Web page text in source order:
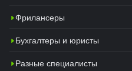
Фрилансеры
Бухгалтеры и юристы
Разные специалисты